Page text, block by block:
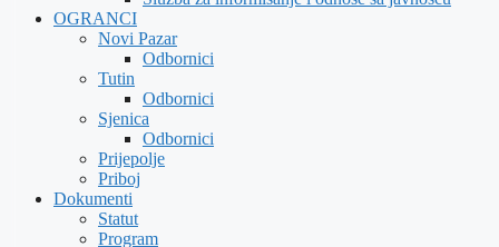
OGRANCI
Novi Pazar
Odbornici
Tutin
Odbornici
Sjenica
Odbornici
Prijepolje
Priboj
Dokumenti
Statut
Program